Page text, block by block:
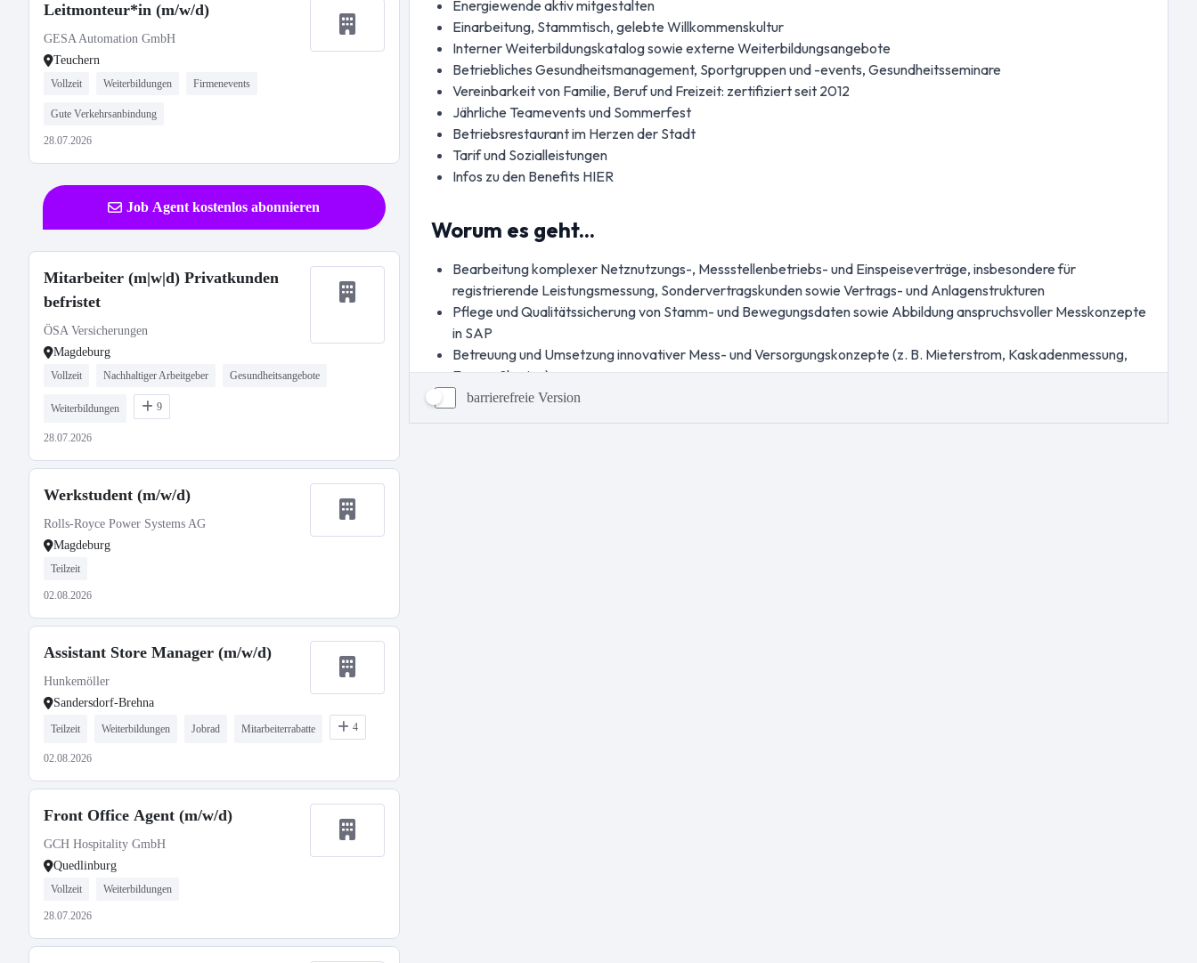
Leitmonteur*in (m/w/d)
GESA Automation GmbH
Teuchern
Vollzeit Weiterbildungen Firmenevents
Gute Verkehrsanbindung
28.07.2026
Job Agent kostenlos abonnieren
Mitarbeiter (m|w|d) Privatkunden
befristet
ÖSA Versicherungen
Magdeburg
Vollzeit Nachhaltiger Arbeitgeber Gesundheitsangebote
Weiterbildungen 9
28.07.2026
Werkstudent (m/w/d)
Rolls-Royce Power Systems AG
Magdeburg
Teilzeit
02.08.2026
Assistant Store Manager (m/w/d)
Hunkemöller
Sandersdorf-Brehna
Teilzeit Weiterbildungen Jobrad Mitarbeiterrabatte 4
02.08.2026
Front Office Agent (m/w/d)
GCH Hospitality GmbH
Quedlinburg
Vollzeit Weiterbildungen
28.07.2026
barrierefreie Version